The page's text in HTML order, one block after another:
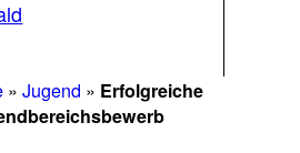
»Jugend » Erfolgreiche